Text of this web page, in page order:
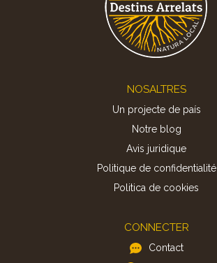
NOSALTRES
Un projecte de país
Notre blog
Avis juridique
Politique de confidentialité
Politica de cookies
CONNECTER
Contact